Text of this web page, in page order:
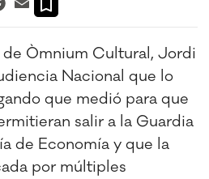
Òmnium Cultural, Jordi
Nacional que lo
que medió para que
salir a la Guardia
de Economía y que la
por múltiples